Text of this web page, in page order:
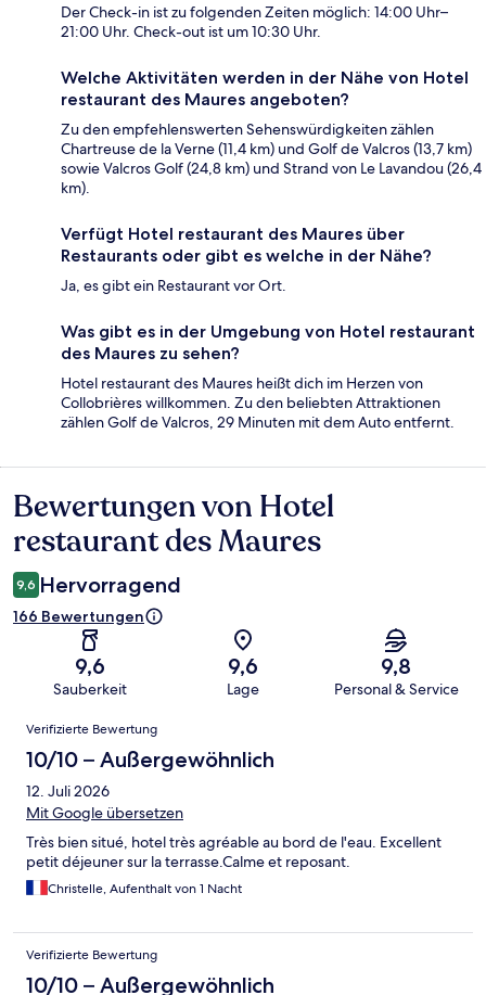
Der Check-in ist zu folgenden Zeiten möglich: 14:00 Uhr–
21:00 Uhr. Check-out ist um 10:30 Uhr.
Welche Aktivitäten werden in der Nähe von Hotel
restaurant des Maures angeboten?
Zu den empfehlenswerten Sehenswürdigkeiten zählen
Chartreuse de la Verne (11,4 km) und Golf de Valcros (13,7 km)
sowie Valcros Golf (24,8 km) und Strand von Le Lavandou (26,4
km).
Verfügt Hotel restaurant des Maures über
Restaurants oder gibt es welche in der Nähe?
Ja, es gibt ein Restaurant vor Ort.
Was gibt es in der Umgebung von Hotel restaurant
des Maures zu sehen?
Hotel restaurant des Maures heißt dich im Herzen von
Collobrières willkommen. Zu den beliebten Attraktionen
zählen Golf de Valcros, 29 Minuten mit dem Auto entfernt.
Bewertungen
Bewertungen von Hotel
restaurant des Maures
9,6 Hervorragend
166 Bewertungen
9,6
Sauberkeit
9,6
Lage
9,8
Personal & Service
Bewertungen
Verifizierte Bewertung
10/10 – Außergewöhnlich
12. Juli 2026
Mit Google übersetzen
Très bien situé, hotel très agréable au bord de l'eau. Excellent
petit déjeuner sur la terrasse.Calme et reposant.
Christelle, Aufenthalt von 1 Nacht
Verifizierte Bewertung
10/10 – Außergewöhnlich